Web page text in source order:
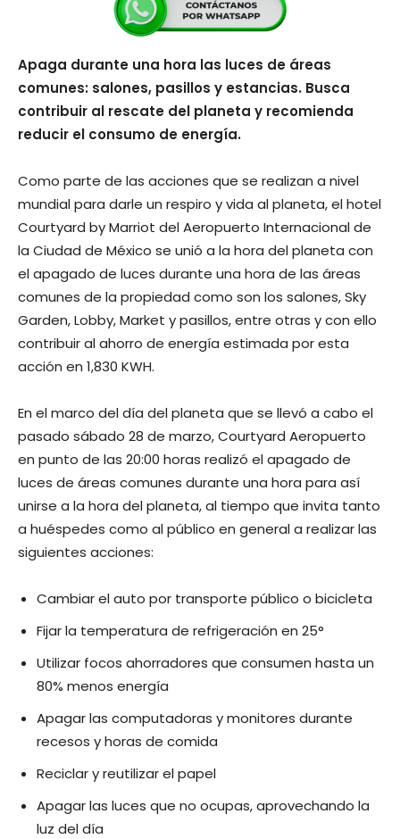
Apaga durante una hora las luces de áreas
comunes: salones, pasillos y estancias. Busca
contribuir al rescate del planeta y recomienda
reducir el consumo de energía.
Como parte de las acciones que se realizan a nivel
mundial para darle un respiro y vida al planeta, el hotel
Courtyard by Marriot del Aeropuerto Internacional de
la Ciudad de México se unió a la hora del planeta con
el apagado de luces durante una hora de las áreas
comunes de la propiedad como son los salones, Sky
Garden, Lobby, Market y pasillos, entre otras y con ello
contribuir al ahorro de energía estimada por esta
acción en 1,830 KWH.
En el marco del día del planeta que se llevó a cabo el
pasado sábado 28 de marzo, Courtyard Aeropuerto
en punto de las 20:00 horas realizó el apagado de
luces de áreas comunes durante una hora para así
unirse a la hora del planeta, al tiempo que invita tanto
a huéspedes como al público en general a realizar las
siguientes acciones:
Cambiar el auto por transporte público o bicicleta
Fijar la temperatura de refrigeración en 25°
Utilizar focos ahorradores que consumen hasta un
80% menos energía
Apagar las computadoras y monitores durante
recesos y horas de comida
Reciclar y reutilizar el papel
Apagar las luces que no ocupas, aprovechando la
luz del día